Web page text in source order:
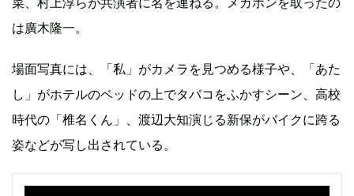
は廣木隆一。
場面写真には、「私」がカメラを見つめる様子や、「あた
し」がホテルのベッドの上でタバコをふかすシーン、高校
時代の「椎名くん」、渡辺大知演じる新保がバイクに跨る
姿などが写し出されている。